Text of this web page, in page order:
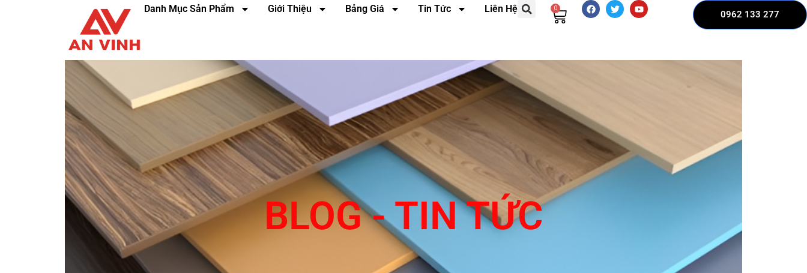
Danh Mục Sản Phẩm Giới Thiệu Bảng Giá Tin Tức Liên Hệ 0
0962 133 277
BLOG - TIN TỨC